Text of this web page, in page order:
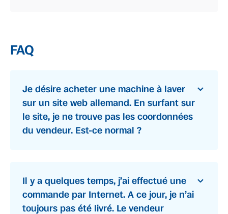
FAQ
Je désire acheter une machine à laver
sur un site web allemand. En surfant sur
le site, je ne trouve pas les coordonnées
du vendeur. Est-ce normal ?
Il y a quelques temps, j’ai effectué une
commande par Internet. A ce jour, je n’ai
toujours pas été livré. Le vendeur